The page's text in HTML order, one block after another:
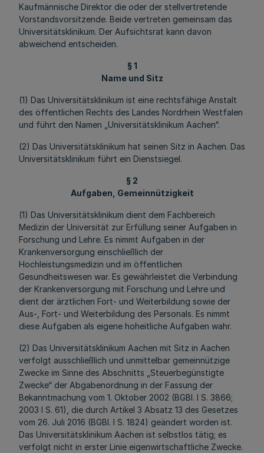
Kaufmännische Direktor die oder der stellvertretende
Vorstandsvorsitzende. Beide vertreten gemeinsam das
Universitätsklinikum. Der Aufsichtsrat kann davon
abweichend entscheiden.
§ 1
Name und Sitz
(1) Das Universitätsklinikum ist eine rechtsfähige Anstalt
des öffentlichen Rechts des Landes Nordrhein Westfalen
und führt den Namen „Universitätsklinikum Aachen“.
(2) Das Universitätsklinikum hat seinen Sitz in Aachen. Das
Universitätsklinikum führt ein Dienstsiegel.
§ 2
Aufgaben, Gemeinnützigkeit
(1) Das Universitätsklinikum dient dem Fachbereich
Medizin der Universität zur Erfüllung seiner Aufgaben in
Forschung und Lehre. Es nimmt Aufgaben in der
Krankenversorgung einschließlich der
Hochleistungsmedizin und im öffentlichen
Gesundheitswesen war. Es gewährleistet die Verbindung
der Krankenversorgung mit Forschung und Lehre und
dient der ärztlichen Fort- und Weiterbildung sowie der
Aus-, Fort- und Weiterbildung des Personals. Es nimmt
diese Aufgaben als eigene hoheitliche Aufgaben wahr.
(2) Das Universitätsklinikum Aachen mit Sitz in Aachen
verfolgt ausschließlich und unmittelbar gemeinnützige
Zwecke im Sinne des Abschnitts „Steuerbegünstigte
Zwecke“ der Abgabenordnung in der Fassung der
Bekanntmachung vom 1. Oktober 2002 (BGBl. I S. 3866;
2003 I S. 61), die durch Artikel 3 Absatz 13 des Gesetzes
vom 26. Juli 2016 (BGBl. I S. 1824) geändert worden ist.
Das Universitätsklinikum Aachen ist selbstlos tätig; es
verfolgt nicht in erster Linie eigenwirtschaftliche Zwecke.